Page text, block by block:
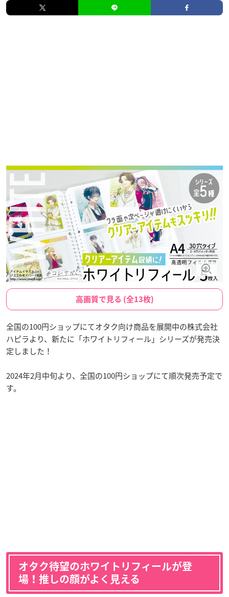
高画質で見る (全13枚)
全国の100円ショップにてオタク向け商品を展開中の株式会社
ハピラより、新たに「ホワイトリフィール」シリーズが発売決
定しました！
2024年2月中旬より、全国の100円ショップにて順次発売予定で
す。
オタク待望のホワイトリフィールが登
場！推しの顔がよく見える